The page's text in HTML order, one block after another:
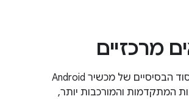
מרכזיים
מרכיבי היסוד הבסיסיים של מכשיר Android
המתקדמות והמורכבות יותר,